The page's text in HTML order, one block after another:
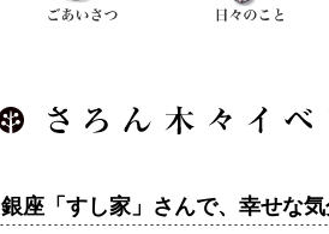
銀座「すし家」さんで、幸せな